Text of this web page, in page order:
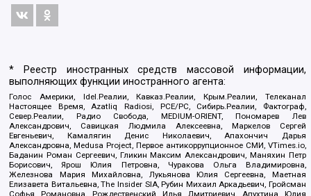
* Реестр иностранных средств массовой информации,
выполняющих функции иностранного агента:
Голос Америки, Idel.Реалии, Кавказ.Реалии, Крым.Реалии, Телеканал
Настоящее Время, Azatliq Radiosi, PCE/PC, Сибирь.Реалии, Фактограф,
Север.Реалии, Радио Свобода, MEDIUM-ORIENT, Пономарев Лев
Александрович, Савицкая Людмила Алексеевна, Маркелов Сергей
Евгеньевич, Камалягин Денис Николаевич, Апахончич Дарья
Александровна, Medusa Project, Первое антикоррупционное СМИ, VTimes.io,
Баданин Роман Сергеевич, Гликин Максим Александрович, Маняхин Петр
Борисович, Ярош Юлия Петровна, Чуракова Ольга Владимировна,
Железнова Мария Михайловна, Лукьянова Юлия Сергеевна, Маетная
Елизавета Витальевна, The Insider SIA, Рубин Михаил Аркадьевич, Гройсман
Софья Романовна, Рождественский Илья Дмитриевич, Апухтина Юлия